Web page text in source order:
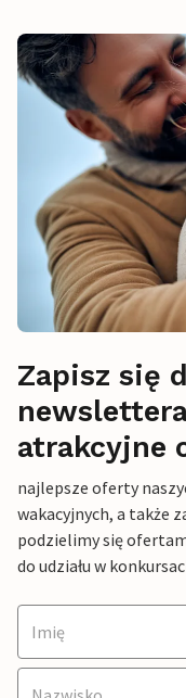
Zapisz się
atrakcyjne
najlepsze oferty
wakacyjnych, a także
podzielimy się
do udziału w